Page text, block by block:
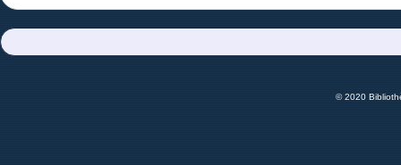
© 2020